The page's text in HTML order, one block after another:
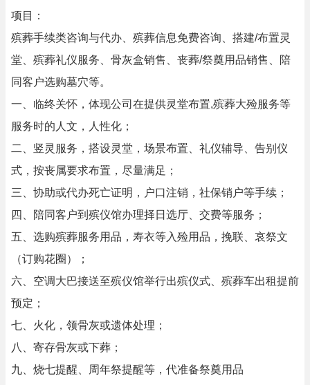
项目：
殡葬手续类咨询与代办、殡葬信息免费咨询、搭建/布置灵
堂、殡葬礼仪服务、骨灰盒销售、丧葬/祭奠用品销售、陪
同客户选购墓穴等。
一、临终关怀，体现公司在提供灵堂布置,殡葬大殓服务等
服务时的人文，人性化；
二、竖灵服务，搭设灵堂，场景布置、礼仪辅导、告别仪
式，按丧属要求布置，尽量满足；
三、协助或代办死亡证明，户口注销，社保销户等手续；
四、陪同客户到殡仪馆办理择日选厅、交费等服务；
五、选购殡葬服务用品，寿衣等入殓用品，挽联、哀祭文
（订购花圈）；
六、空调大巴接送至殡仪馆举行出殡仪式、殡葬车出租提前
预定；
七、火化，领骨灰或遗体处理；
八、寄存骨灰或下葬；
九、烧七提醒、周年祭提醒等，代准备祭奠用品